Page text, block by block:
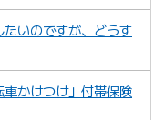
いのですが、どうす
かけつけ」付帯保険